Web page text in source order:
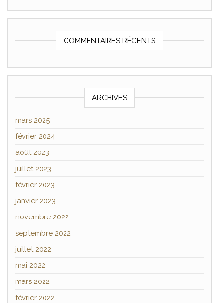
COMMENTAIRES RÉCENTS
ARCHIVES
mars 2025
février 2024
août 2023
juillet 2023
février 2023
janvier 2023
novembre 2022
septembre 2022
juillet 2022
mai 2022
mars 2022
février 2022